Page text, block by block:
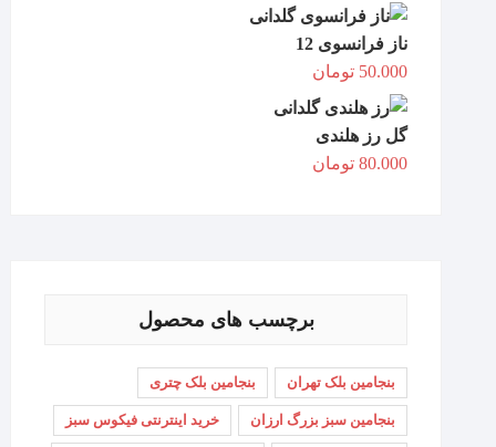
ناز فرانسوی 12
50.000 تومان
گل رز هلندی
80.000 تومان
برچسب های محصول
بنجامین بلک تهران بنجامین بلک چتری
بنجامین سبز بزرگ ارزان خرید اینترنتی فیکوس سبز